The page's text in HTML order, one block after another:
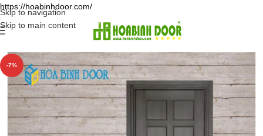
https://hoabinhdoor.com/
Skip to navigation
Skip to main content
-7%